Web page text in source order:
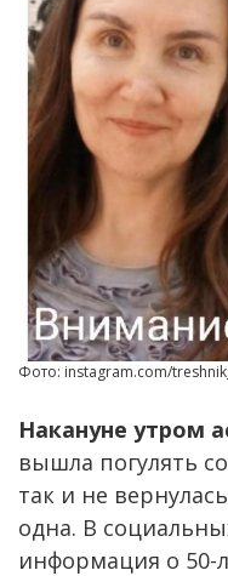
Фото: instagram.com/
Накануне утром
вышла погулять
так и не
одна. В
информация о 50-